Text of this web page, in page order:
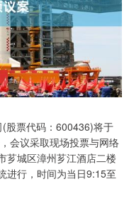
股票代码：600436)将于
会议采取现场投票与网络
芗城区漳州芗江酒店二楼
进行，时间为当日9:15至